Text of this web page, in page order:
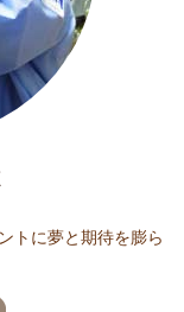
トに夢と期待を膨ら